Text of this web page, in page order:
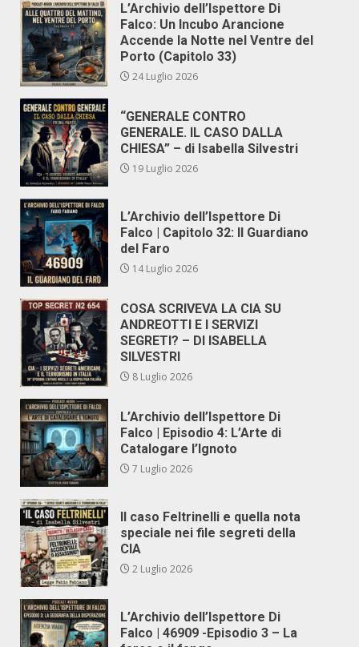
L’Archivio dell’Ispettore Di
Falco: Un Incubo Arancione
Accende la Notte nel Ventre del
Porto (Capitolo 33)
24 Luglio 2026
“GENERALE CONTRO
GENERALE. IL CASO DALLA
CHIESA” – di Isabella Silvestri
19 Luglio 2026
L’Archivio dell’Ispettore Di
Falco | Capitolo 32: Il Guardiano
del Faro
14 Luglio 2026
COSA SCRIVEVA LA CIA SU
ANDREOTTI E I SERVIZI
SEGRETI? – DI ISABELLA
SILVESTRI
8 Luglio 2026
L’Archivio dell’Ispettore Di
Falco | Episodio 4: L’Arte di
Catalogare l’Ignoto
7 Luglio 2026
Il caso Feltrinelli e quella nota
speciale nei file segreti della
CIA
2 Luglio 2026
L’Archivio dell’Ispettore Di
Falco | 46909 -Episodio 3 – La